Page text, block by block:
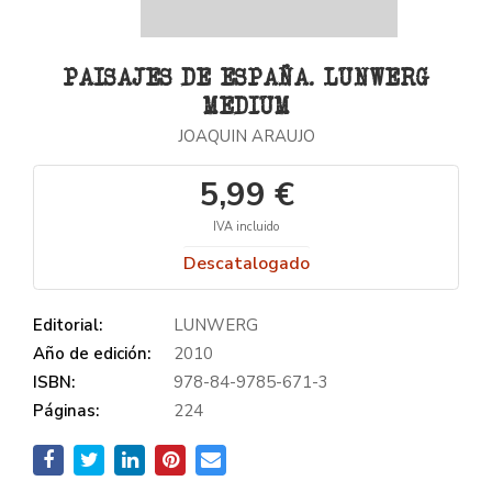
PAISAJES DE ESPAÑA. LUNWERG
MEDIUM
JOAQUIN ARAUJO
5,99 €
IVA incluido
Descatalogado
Editorial:
LUNWERG
Año de edición:
2010
ISBN:
978-84-9785-671-3
Páginas:
224